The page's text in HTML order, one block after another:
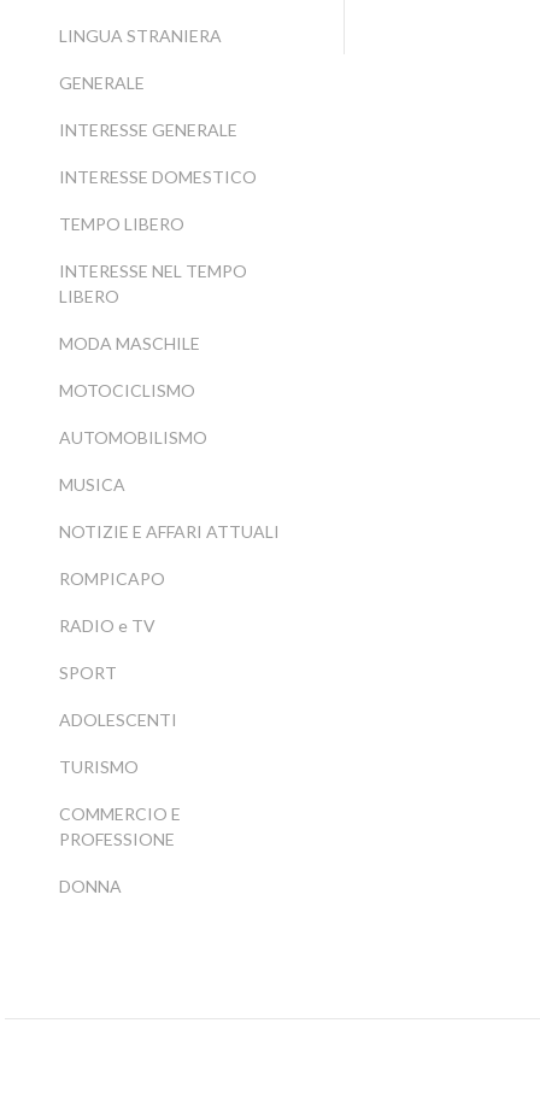
LINGUA STRANIERA
GENERALE
INTERESSE GENERALE
INTERESSE DOMESTICO
TEMPO LIBERO
INTERESSE NEL TEMPO
LIBERO
MODA MASCHILE
MOTOCICLISMO
AUTOMOBILISMO
MUSICA
NOTIZIE E AFFARI ATTUALI
ROMPICAPO
RADIO e TV
SPORT
ADOLESCENTI
TURISMO
COMMERCIO E
PROFESSIONE
DONNA